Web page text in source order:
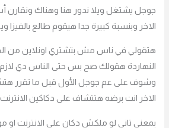
جوجل يشتغل ويلا ندور هنا وهناك ونقارن
الاخر وبنسبة كبيرة جدا هيقوم طالع بالفيزا
هتقولي في ناس مش بتشتري اونلاين من
النهاردة هقولك صح بس حتى الناس دي
وشوف على عم جوجل الأول قبل ما تقرر
الاخر انت برضه هتتشاف على دكاكين الانترنت
بمعنى تاني لو ملكش دكان على الانترنت او